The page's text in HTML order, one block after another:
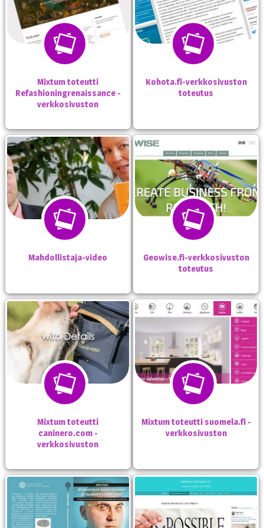
Mixtum toteutti
Refashioningrenaissance -
verkkosivuston
Kohota.fi-verkkosivuston
toteutus
Mahdollistaja-video
Geowise.fi-verkkosivuston
toteutus
Mixtum toteutti
caninero.com -
verkkosivuston
Mixtum toteutti suomela.fi -
verkkosivuston